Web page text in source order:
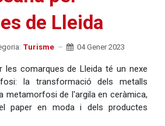
de Lleida
Turisme 04 Gener 2023
les comarques de Lleida té un nexe
la transformació dels metalls
metamorfosi de l'argila en ceràmica,
paper en moda i dels productes